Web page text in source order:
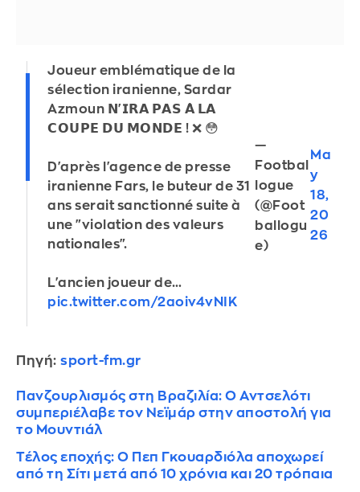
Joueur emblématique de la
sélection iranienne, Sardar
Azmoun 𝗡'𝗜𝗥𝗔 𝗣𝗔𝗦 𝗔̀ 𝗟𝗔
𝗖𝗢𝗨𝗣𝗘 𝗗𝗨 𝗠𝗢𝗡𝗗𝗘 ! ❌ 😳
D'après l'agence de presse
iranienne Fars, le buteur de 31
ans serait sanctionné suite à
une "violation des valeurs
nationales".
L'ancien joueur de…
pic.twitter.com/2aoiv4vNIK
—
Footbal
logue
(@Foot
ballogu
e)
Ma
y
18,
20
26
Πηγή: sport-fm.gr
Πανζουρλισμός στη Βραζιλία: Ο Αντσελότι
συμπεριέλαβε τον Νεϊμάρ στην αποστολή για
το Μουντιάλ
Τέλος εποχής: Ο Πεπ Γκουαρδιόλα αποχωρεί
από τη Σίτι μετά από 10 χρόνια και 20 τρόπαια